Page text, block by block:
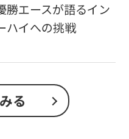
勝エースが語るイン
ハイへの挑戦
る